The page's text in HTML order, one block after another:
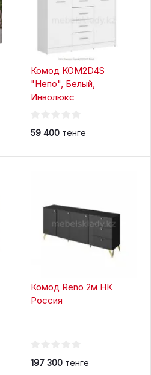
Комод KOM2D4S
"Непо", Белый,
Инволюкс
59 400 тенге
Комод Reno 2м НК
Россия
197 300 тенге